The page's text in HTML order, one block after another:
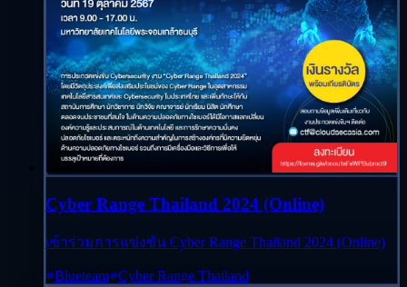
Cyber Range Thailand 2024 (Online)
เข้าร่วมการแข่งขัน Cyber Range Thailand 2024 (Online)
Blueteam Cyber Range Thailand